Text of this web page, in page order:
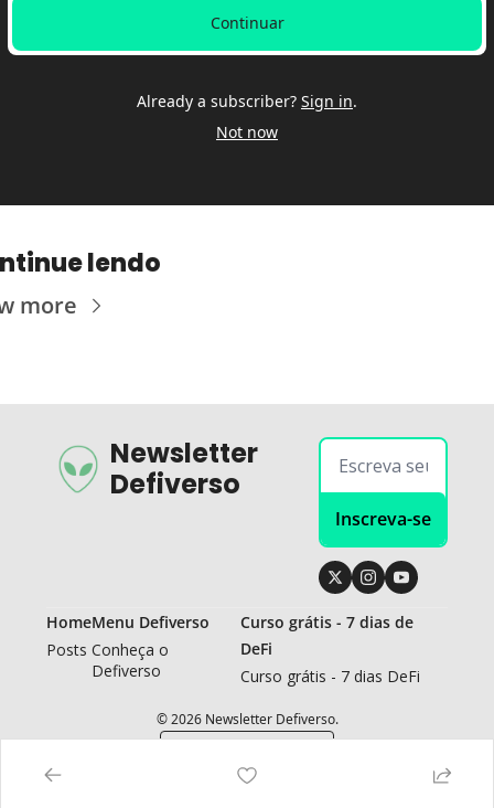
Continuar
Already a subscriber? Sign in.
Not now
lendo
more
Newsletter
Defiverso
Inscreva-se
Home
Posts
Menu Defiverso
Conheça o
Defiverso
Curso grátis - 7 dias de
DeFi
Curso grátis - 7 dias DeFi
© 2026 Newsletter Defiverso.